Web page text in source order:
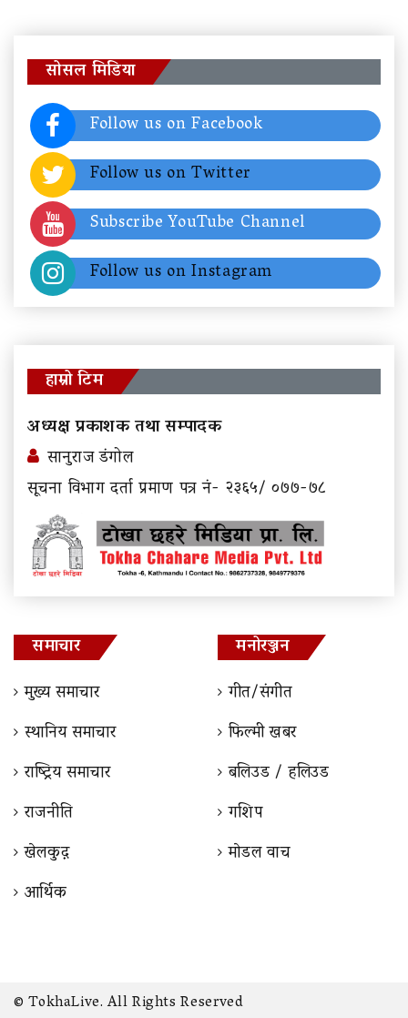
सोसल मिडिया
Follow us on Facebook
Follow us on Twitter
Subscribe YouTube Channel
Follow us on Instagram
हाम्रो टिम
अध्यक्ष प्रकाशक तथा सम्पादक
सानुराज डंगोल
सूचना विभाग दर्ता प्रमाण पत्र नं- २३६५/ ०७७-७८
समाचार
मुख्य समाचार
स्थानिय समाचार
राष्ट्रिय समाचार
राजनीति
खेलकुद़़
आर्थिक
मनोरञ्जन
गीत/संगीत
फिल्मी खबर
बलिउड / हलिउड
गशिप
माेडल वाच
© TokhaLive. All Rights Reserved